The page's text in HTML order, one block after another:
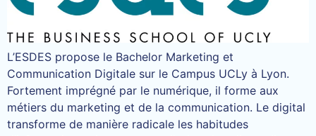
L’ESDES propose le Bachelor Marketing et
Communication Digitale sur le Campus UCLy à Lyon.
Fortement imprégné par le numérique, il forme aux
métiers du marketing et de la communication. Le digital
transforme de manière radicale les habitudes